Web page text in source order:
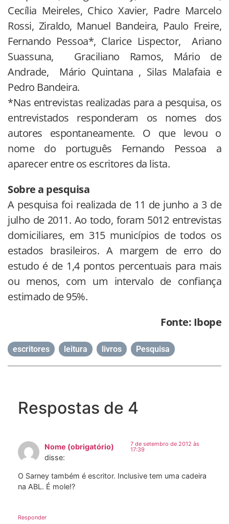
Cecília Meireles, Chico Xavier, Padre Marcelo
Rossi, Ziraldo, Manuel Bandeira, Paulo Freire,
Fernando Pessoa*, Clarice Lispector, Ariano
Suassuna, Graciliano Ramos, Mário de
Andrade, Mário Quintana , Silas Malafaia e
Pedro Bandeira.
*Nas entrevistas realizadas para a pesquisa, os
entrevistados responderam os nomes dos
autores espontaneamente. O que levou o
nome do português Fernando Pessoa a
aparecer entre os escritores da lista.
Sobre a pesquisa
A pesquisa foi realizada de 11 de junho a 3 de
julho de 2011. Ao todo, foram 5012 entrevistas
domiciliares, em 315 municípios de todos os
estados brasileiros. A margem de erro do
estudo é de 1,4 pontos percentuais para mais
ou menos, com um intervalo de confiança
estimado de 95%.
Fonte: Ibope
escritores leitura livros Pesquisa
Respostas de 4
Nome (obrigatório)
disse:
7 de setembro de 2012 às
17:39
O Sarney também é escritor. Inclusive tem uma cadeira
na ABL. É mole!?
Responder